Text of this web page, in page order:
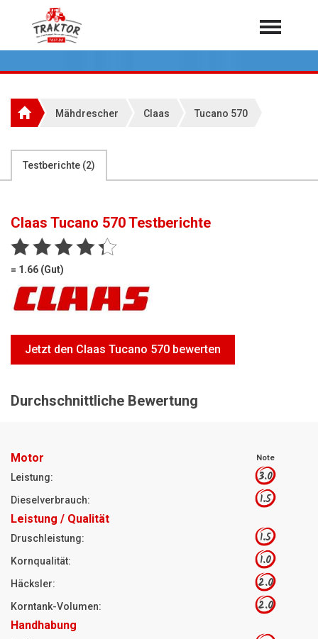
Home
Rundballenpressen
Teleskoplader
Rasentraktoren
Hoflader
Jetzt Bewerten
Über 7.000 Testberichte
Mähdrescher Claas Tucano 570
Testberichte (2)
Claas Tucano 570Testberichte
= 1.66 (Gut)
Jetzt den Claas Tucano 570 bewerten
Durchschnittliche Bewertung
Motor Note
Leistung: 3.0
Dieselverbrauch: 1.5
Leistung / Qualität
Druschleistung: 1.5
Kornqualität: 1.0
Häcksler: 2.0
Korntank-Volumen: 2.0
Handhabung